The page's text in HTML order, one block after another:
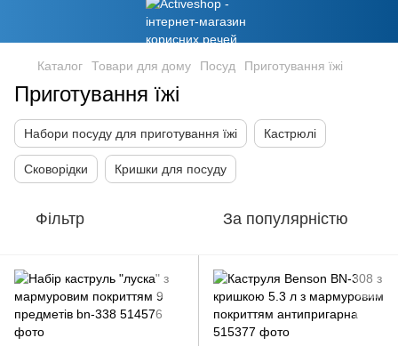
Каталог Товари для дому Посуд Приготування їжі
Приготування їжі
Набори посуду для приготування їжі Кастрюлі
Сковорідки Кришки для посуду
Фільтр За популярністю